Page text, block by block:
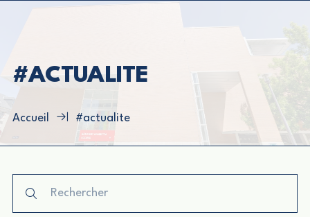
#ACTUALITE
Accueil #actualite